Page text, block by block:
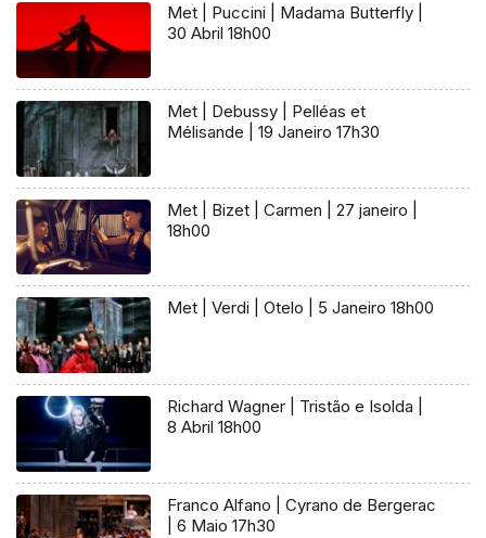
Met | Puccini | Madama Butterfly |
30 Abril 18h00
Met | Debussy | Pelléas et
Mélisande | 19 Janeiro 17h30
Met | Bizet | Carmen | 27 janeiro |
18h00
Met | Verdi | Otelo | 5 Janeiro 18h00
Richard Wagner | Tristão e Isolda |
8 Abril 18h00
Franco Alfano | Cyrano de Bergerac
| 6 Maio 17h30